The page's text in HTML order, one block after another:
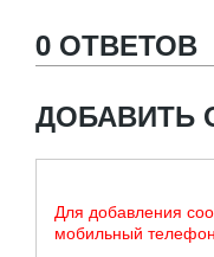
0 ОТВЕТОВ
ДОБАВИТЬ
Для добавления
мобильный